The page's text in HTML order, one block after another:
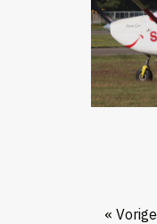
« Vorige